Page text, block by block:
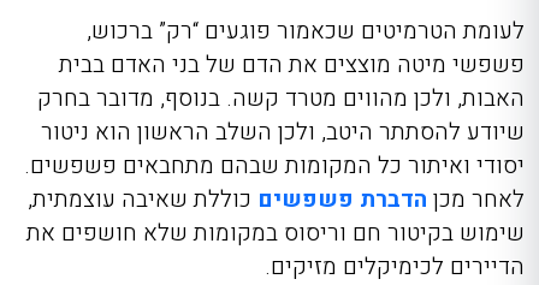
לעומת הטרמיטים שכאמור פוגעים “רק” ברכוש,
פשפשי מיטה מוצצים את הדם של בני האדם בבית
האבות, ולכן מהווים מטרד קשה. בנוסף, מדובר בחרק
שיודע להסתתר היטב, ולכן השלב הראשון הוא ניטור
יסודי ואיתור כל המקומות שבהם מתחבאים פשפשים.
לאחר מכן הדברת פשפשים כוללת שאיבה עוצמתית,
שימוש בקיטור חם וריסוס במקומות שלא חושפים את
הדיירים לכימיקלים מזיקים.